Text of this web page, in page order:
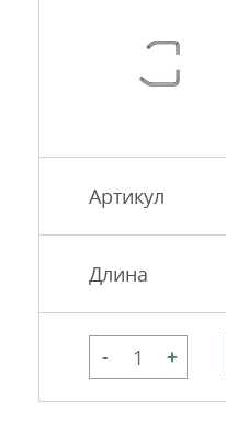
Артикул
Длина
- +